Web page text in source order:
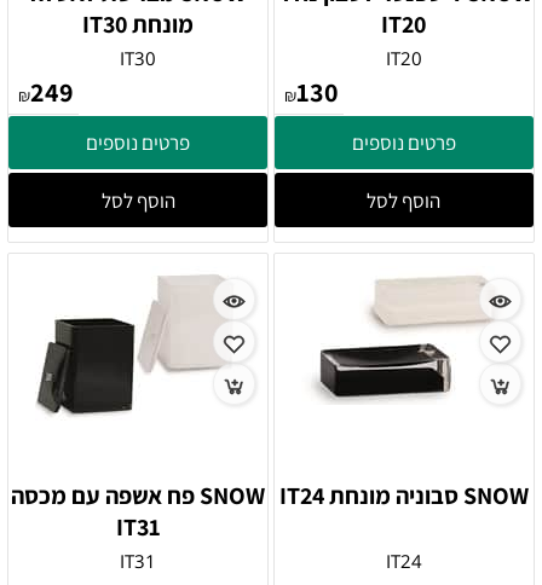
IT20
IT20
₪130
פרטים נוספים
הוסף לסל
מונחת IT30
IT30
₪249
פרטים נוספים
הוסף לסל
SNOW סבוניה מונחת IT24
IT24
SNOW פח אשפה עם מכסה
IT31
IT31